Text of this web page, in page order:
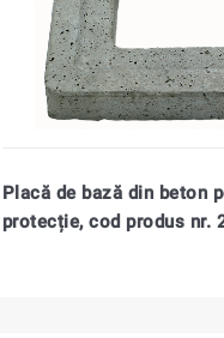
Placă de bază din beton
protecție, cod produs nr.